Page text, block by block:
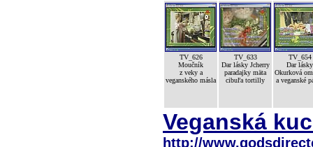
TV_626
Moučník
z veky a
veganského másla
TV_633
Dar lásky Jcherry
paradajky mäta
cibuľa tortilly
TV_654
Dar lásky
Okurková
a veganské
Veganská
http://